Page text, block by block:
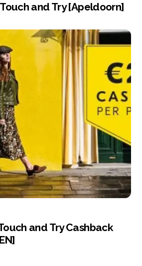
and Try [Apeldoorn]
and Try Cashback